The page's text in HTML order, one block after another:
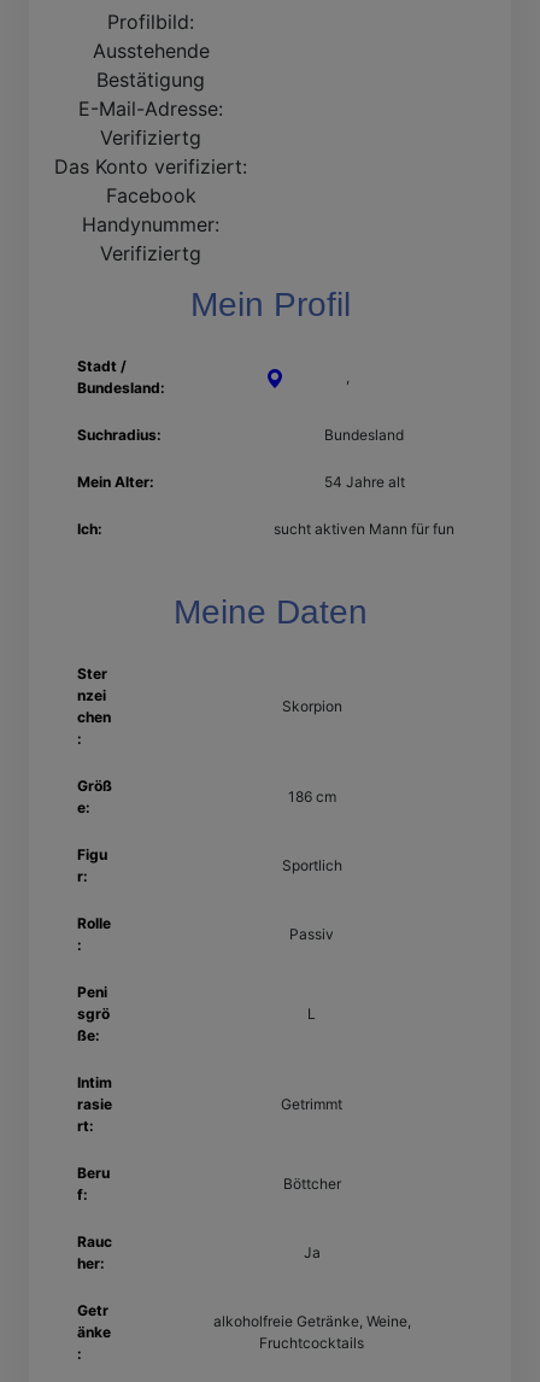
Profilbild:
Ausstehende
Bestätigung
E-Mail-Adresse:
Verifiziertg
Das Konto verifiziert:
Facebook
Handynummer:
Verifiziertg
Mein Profil
Stadt /
Bundesland:
,
Suchradius: Bundesland
Mein Alter: 54 Jahre alt
Ich: sucht aktiven Mann für fun
Meine Daten
Ster
nzei
chen
:
Skorpion
Größ
e:
186 cm
Figu
r:
Sportlich
Rolle
:
Passiv
Peni
sgrö
ße:
L
Intim
rasie
rt:
Getrimmt
Beru
f:
Böttcher
Rauc
her:
Ja
Getr
änke
:
alkoholfreie Getränke, Weine,
Fruchtcocktails